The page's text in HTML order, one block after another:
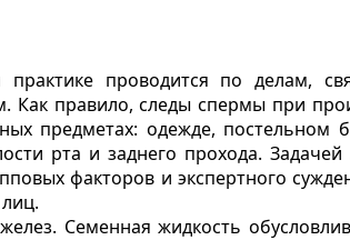
практике проводится по делам,
Как правило, следы спермы при
предметах: одежде, постельном
рта и заднего прохода.
факторов и экспертного
Семенная жидкость